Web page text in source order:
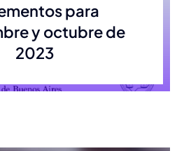
para
y octubre de
2023